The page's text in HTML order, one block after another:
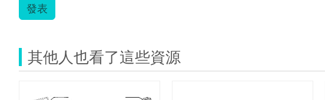
發表
其他人也看了這些資源